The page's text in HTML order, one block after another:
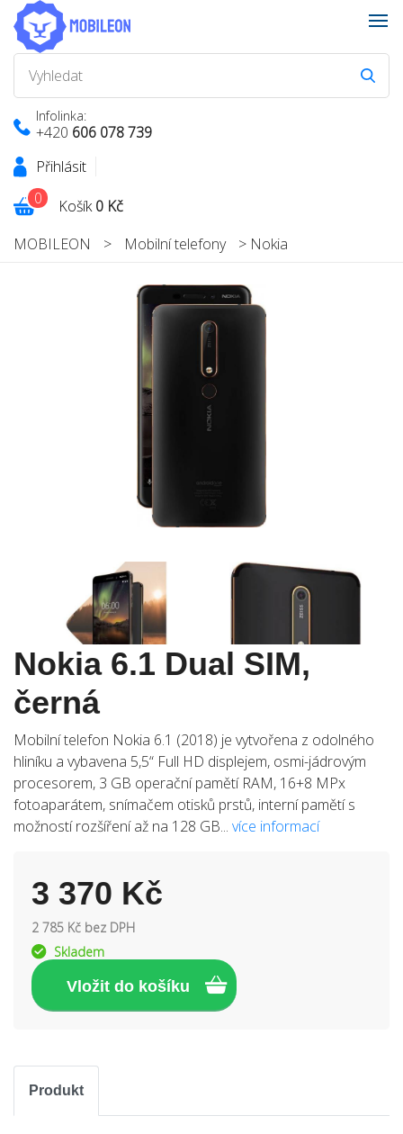
Infolinka:
+420 606 078 739
Přihlásit
Košík0 Kč
0
MOBILEON > Mobilní telefony > Nokia
Nokia 6.1 Dual SIM,
černá
Mobilní telefon Nokia 6.1 (2018) je vytvořena z odolného
hliníku a vybavena 5,5“ Full HD displejem, osmi-jádrovým
procesorem, 3 GB operační pamětí RAM, 16+8 MPx
fotoaparátem, snímačem otisků prstů, interní pamětí s
možností rozšíření až na 128 GB... více informací
3 370 Kč
2 785 Kč bez DPH
Skladem
Produkt